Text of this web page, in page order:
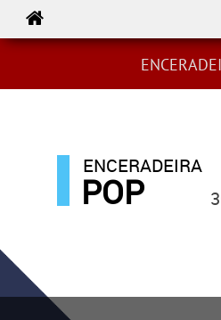
PEÇAS
POP
ENCERADEIRA